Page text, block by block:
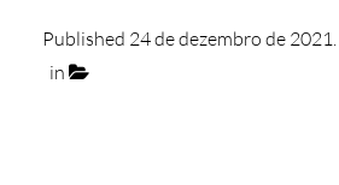
Published 24 de dezembro de 2021
in